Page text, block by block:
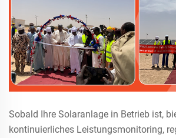
Sobald Ihre Solaranlage in Betrieb ist,
kontinuierliches Leistungsmonitoring,